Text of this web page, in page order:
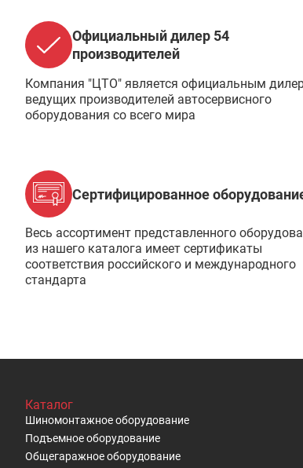
Официальный дилер 54
производителей
Компания "ЦТО" является официальным
ведущих производителей автосервисного
оборудования со всего мира
Сертифицированное
Весь ассортимент представленного
из нашего каталога имеет сертификаты
соответствия российского и международного
стандарта
Каталог
Шиномонтажное оборудование
Подъемное оборудование
Общегаражное оборудование